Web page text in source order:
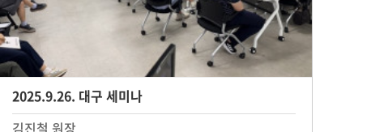
2025.9.26. 대구 세미나
김진철 원장